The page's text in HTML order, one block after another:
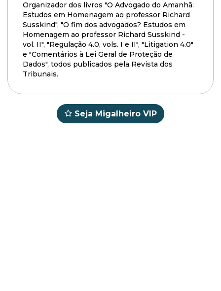
Organizador dos livros "O Advogado do Amanhã:
Estudos em Homenagem ao professor Richard
Susskind", "O fim dos advogados? Estudos em
Homenagem ao professor Richard Susskind -
vol. II", "Regulação 4.0, vols. I e II", "Litigation 4.0"
e "Comentários à Lei Geral de Proteção de
Dados", todos publicados pela Revista dos
Tribunais.
Seja Migalheiro VIP